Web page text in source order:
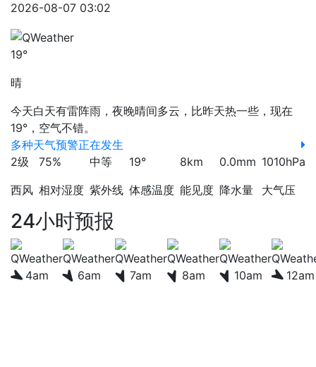
2026-08-07 03:02
19°
晴
今天白天有雷阵雨，夜晚晴间多云，比昨天热一些，现在
19°，空气不错。
多种天气预警正在发生
2级
西风
75%
相对湿度
中等
紫外线
19°
体感温度
8km
能见度
0.0mm
降水量
1010hPa
大气压
24小时预报
4am 6am 7am 8am 10am 12am